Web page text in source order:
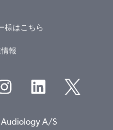
様はこちら
報
A/S